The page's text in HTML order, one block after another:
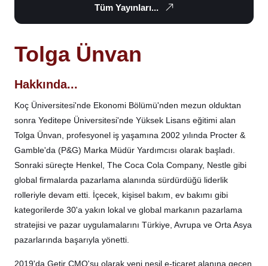
Tüm Yayınları...
Tolga Ünvan
Hakkında...
Koç Üniversitesi'nde Ekonomi Bölümü'nden mezun olduktan
sonra Yeditepe Üniversitesi'nde Yüksek Lisans eğitimi alan
Tolga Ünvan, profesyonel iş yaşamına 2002 yılında Procter &
Gamble'da (P&G) Marka Müdür Yardımcısı olarak başladı.
Sonraki süreçte Henkel, The Coca Cola Company, Nestle gibi
global firmalarda pazarlama alanında sürdürdüğü liderlik
rolleriyle devam etti. İçecek, kişisel bakım, ev bakımı gibi
kategorilerde 30'a yakın lokal ve global markanın pazarlama
stratejisi ve pazar uygulamalarını Türkiye, Avrupa ve Orta Asya
pazarlarında başarıyla yönetti.
2019'da Getir CMO'su olarak yeni nesil e-ticaret alanına geçen